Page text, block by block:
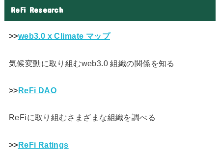
ReFi Research
>>web3.0 x Climate マップ
気候変動に取り組むweb3.0 組織の関係を知る
>>ReFi DAO
ReFiに取り組むさまざまな組織を調べる
>>ReFi Ratings